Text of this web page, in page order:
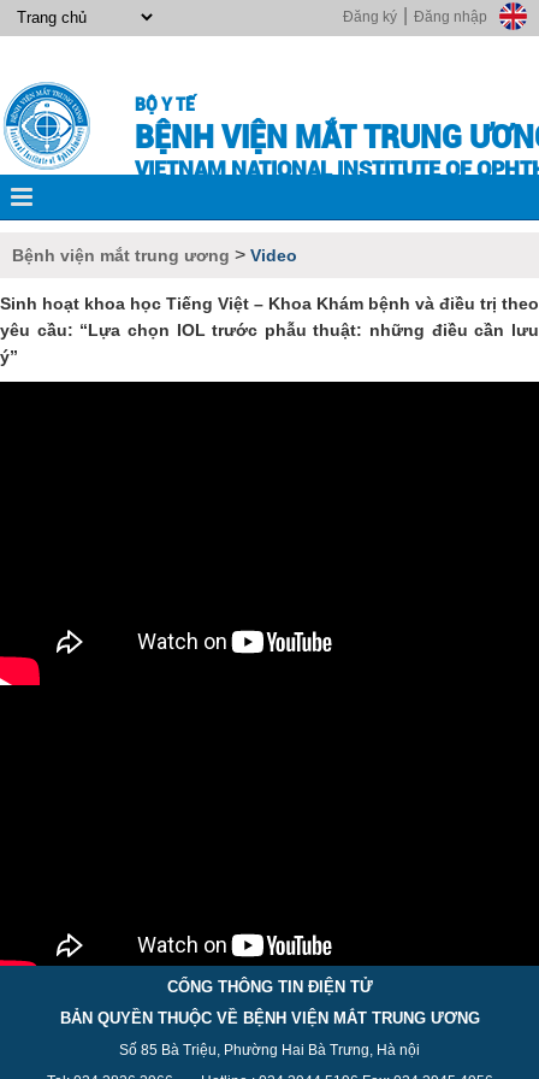
Đăng nhập
Đăng ký
BỘ Y TẾ
BỆNH VIỆN MẮT TRUNG
VIETNAM NATIONAL INSTITUTE OF
Bệnh viện mắt trung ương > Video
Sinh hoạt khoa học Tiếng Việt – Khoa Khám bệnh và điều trị theo
yêu cầu: “Lựa chọn IOL trước phẫu thuật: những điều cần lưu
ý”
CỔNG THÔNG TIN ĐIỆN TỬ
BẢN QUYỀN THUỘC VỀ BỆNH VIỆN MẮT TRUNG ƯƠNG
Số 85 Bà Triệu, Phường Hai Bà Trưng, Hà nội